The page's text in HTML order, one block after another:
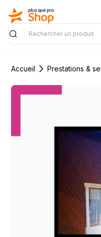
Rechercher
Accueil Prestations &